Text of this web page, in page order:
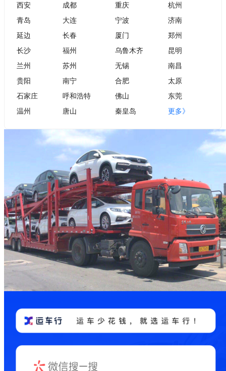
西安
成都 重庆
杭州
青岛
大连 宁波
济南
延边
长春 厦门
郑州
长沙
福州 乌鲁木齐
昆明
兰州
苏州 无锡
南昌
贵阳
南宁 合肥
太原
石家庄
呼和浩特 佛山
东莞
温州
唐山 秦皇岛 更多》